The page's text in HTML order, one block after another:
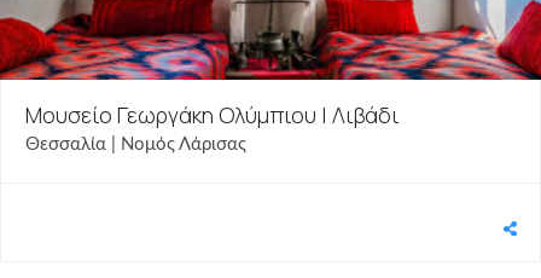
Μουσείο Γεωργάκη Ολύμπιου | Λιβάδι
Θεσσαλία | Νομός Λάρισας